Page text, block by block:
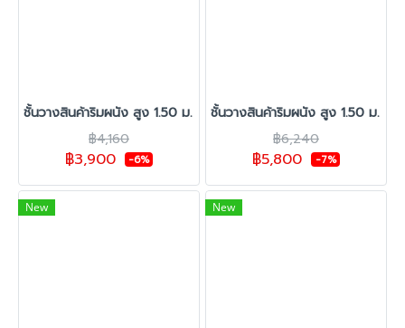
ชั้นวางสินค้าริมผนัง สูง 1.50 ม. รุ่น C-35 1 ชุดต้น 1 ตัวต่อ
฿4,160
฿3,900 -6%
ชั้นวางสินค้าริมผนัง สูง 1.50 ม. รุ่
฿6,240
฿5,800 -7%
New New